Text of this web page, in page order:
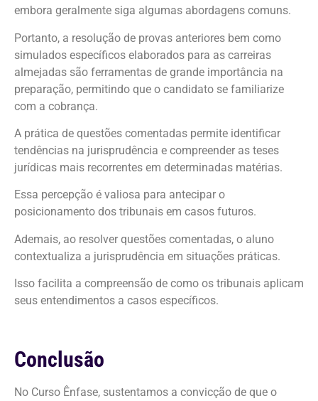
embora geralmente siga algumas abordagens comuns.
Portanto, a resolução de provas anteriores bem como
simulados específicos elaborados para as carreiras
almejadas são ferramentas de grande importância na
preparação, permitindo que o candidato se familiarize
com a cobrança.
A prática de questões comentadas permite identificar
tendências na jurisprudência e compreender as teses
jurídicas mais recorrentes em determinadas matérias.
Essa percepção é valiosa para antecipar o
posicionamento dos tribunais em casos futuros.
Ademais, ao resolver questões comentadas, o aluno
contextualiza a jurisprudência em situações práticas.
Isso facilita a compreensão de como os tribunais aplicam
seus entendimentos a casos específicos.
Conclusão
No Curso Ênfase, sustentamos a convicção de que o